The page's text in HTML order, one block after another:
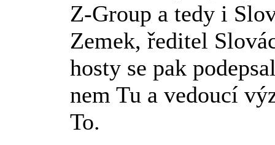
Z-Group a tedy i
Zemek, ředitel
hosty se pak
nem Tu a vedoucí
To.